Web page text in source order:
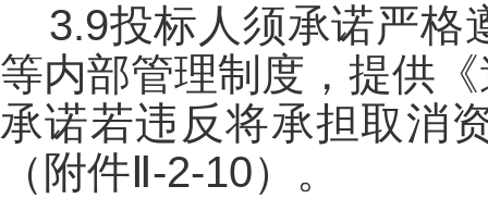
3.9投标人须承诺严格
等内部管理制度，提供
承诺若违反将承担取消
（附件Ⅱ-2-10）。